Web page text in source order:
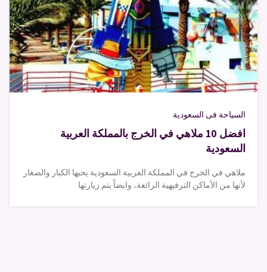
السياحة فى السعودية
افضل 10 ملاهي في الخرج بالمملكة العربية
السعودية
ملاهي في الخرج في المملكة العربية السعودية يحبها الكبار والصغار
لأنها من الأماكن الترفيهية الرائعة، وايضاً يتم زيارتها